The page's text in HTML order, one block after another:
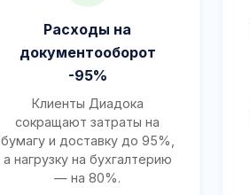
Расходы на
документооборот
-95%
Клиенты Диадока
сокращают затраты на
бумагу и доставку до 95%,
а нагрузку на бухгалтерию
— на 80%.